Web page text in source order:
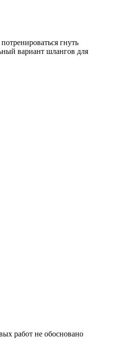
гнуть
вариант шлангов для
работ не обосновано